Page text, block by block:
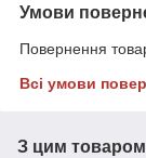
Умови
Повернення
Всі умови
З цим